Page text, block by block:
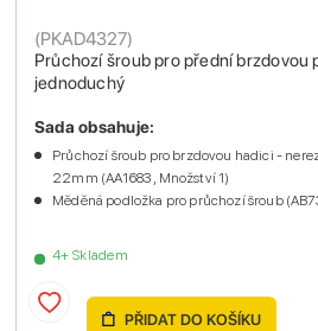
Průchozí šroub pro přední brzdovou
jednoduchý
(PKAD4327)
4+ Skladem
Sada obsahuje:
Průchozí šroub pro brzdovou hadici -
22mm (AA1683 , Množství 1)
Měděná podložka pro průchozí šroub
PŘIDAT DO KOŠÍKU